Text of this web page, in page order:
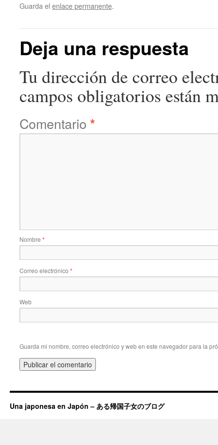
Guarda el enlace permanente.
Deja una respuesta
Tu dirección de correo
campos obligatorios están
Comentario *
Nombre *
Correo electrónico *
Web
Guarda mi nombre, correo electrónico y web en este navegador para la
Una japonesa en Japón – ある帰国子女のブログ